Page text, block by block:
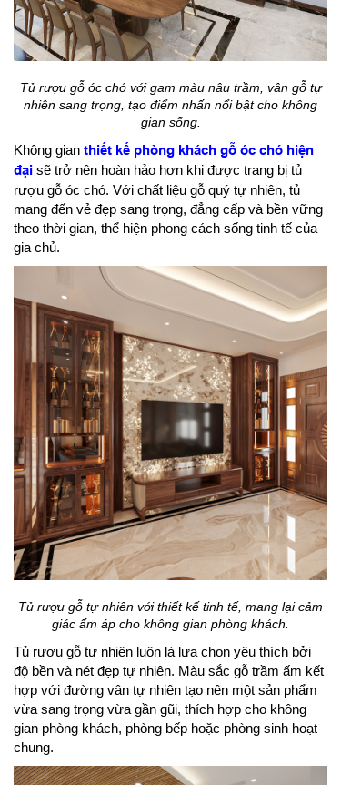
Tủ rượu gỗ óc chó với gam màu nâu trầm, vân gỗ tự
nhiên sang trọng, tạo điểm nhấn nổi bật cho không
gian sống.
Không gian thiết kế phòng khách gỗ óc chó hiện
đại sẽ trở nên hoàn hảo hơn khi được trang bị tủ
rượu gỗ óc chó. Với chất liệu gỗ quý tự nhiên, tủ
mang đến vẻ đẹp sang trọng, đẳng cấp và bền vững
theo thời gian, thể hiện phong cách sống tinh tế của
gia chủ.
Tủ rượu gỗ tự nhiên với thiết kế tinh tế, mang lại cảm
giác ấm áp cho không gian phòng khách.
Tủ rượu gỗ tự nhiên luôn là lựa chọn yêu thích bởi
độ bền và nét đẹp tự nhiên. Màu sắc gỗ trầm ấm kết
hợp với đường vân tự nhiên tạo nên một sản phẩm
vừa sang trọng vừa gần gũi, thích hợp cho không
gian phòng khách, phòng bếp hoặc phòng sinh hoạt
chung.